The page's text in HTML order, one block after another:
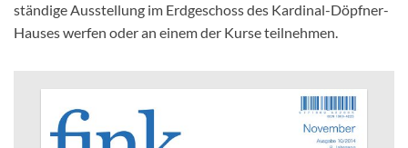
ständige Ausstellung im Erdgeschoss des Kardinal-Döpfner-
Hauses werfen oder an einem der Kurse teilnehmen.